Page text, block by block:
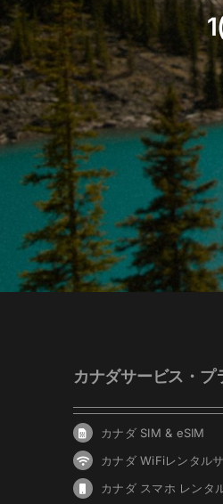
カナダサービス・プ
カナダ SIM & eSIM
カナダ WiFiレンタル
カナダ スマホ レンタ